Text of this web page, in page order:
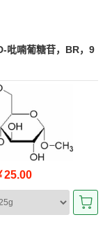
吡喃葡糖苷，BR，9
25.00